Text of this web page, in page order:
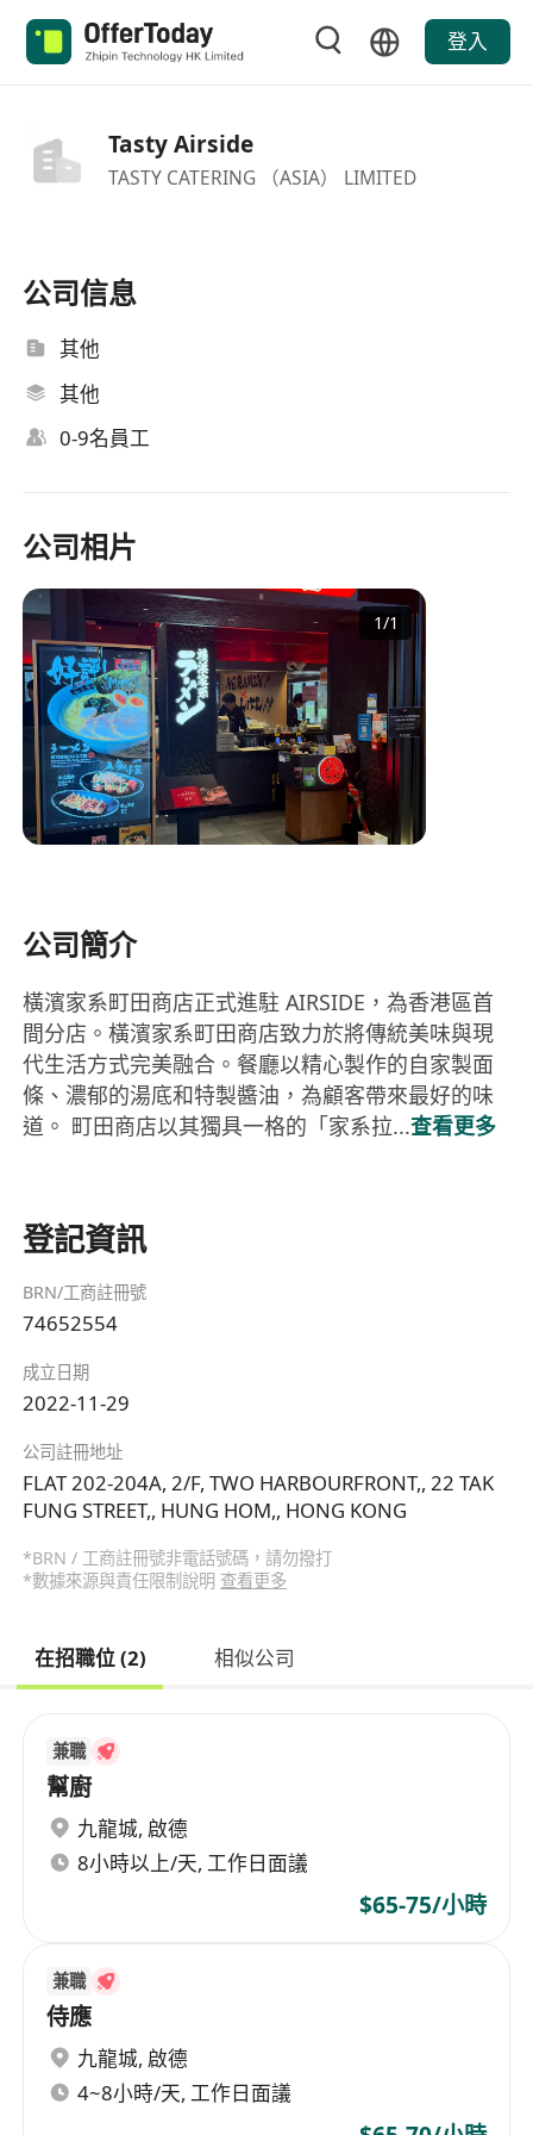
登入
Tasty Airside
TASTY CATERING （ASIA） LIMITED
公司信息
其他
其他
0-9名員工
公司相片
1/1
公司簡介
橫濱家系町田商店正式進駐 AIRSIDE，為香港區首
間分店。橫濱家系町田商店致力於將傳統美味與現
代生活方式完美融合。餐廳以精心製作的自家製面
條、濃郁的湯底和特製醬油，為顧客帶來最好的味
道。 町田商店以其獨具一格的「家系拉...查看更多
登記資訊
BRN/工商註冊號
74652554
成立日期
2022-11-29
公司註冊地址
FLAT 202-204A, 2/F, TWO HARBOURFRONT,, 22 TAK
FUNG STREET,, HUNG HOM,, HONG KONG
*BRN / 工商註冊號非電話號碼，請勿撥打
*數據來源與責任限制說明 查看更多
在招職位 (2) 相似公司
兼職
幫廚
九龍城, 啟德
8小時以上/天, 工作日面議
$65-75/小時
兼職
侍應
九龍城, 啟德
4~8小時/天, 工作日面議